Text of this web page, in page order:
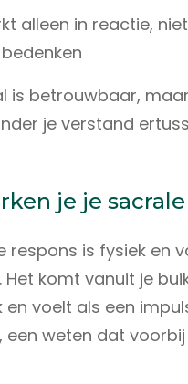
alleen in reactie,
is betrouwbaar,
je verstand
je je
respons is fysiek en
Het komt vanuit je
en voelt als een
een weten dat